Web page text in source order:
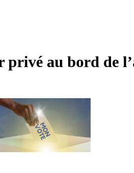
privé au bord de